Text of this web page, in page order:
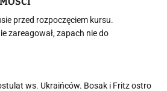
przed rozpoczęciem kursu.
zareagował, zapach nie do
ws. Ukraińców. Bosak i Fritz ostro